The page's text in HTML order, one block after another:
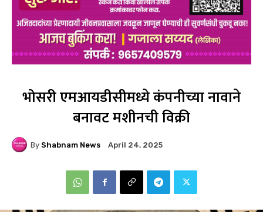
भोसरी एमआयडीसीमध्ये कंपनीच्या नावाने
बनावट मशीनची विक्री
By Shabnam News April 24, 2025